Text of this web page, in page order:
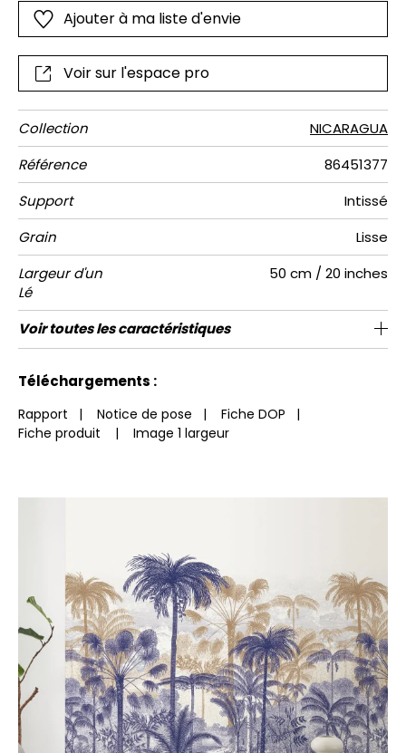
et brun.Ajouter à ma liste d'envie
Voir sur l'espace pro
Collection
NICARAGUA
Référence
86451377
Support
Intissé
Grain
Lisse
Largeur d'un
Lé
50 cm / 20 inches
Hauteur 280 cm / 110 inches
Largeur
Totale
250 cm / 98 inches
Raccord Raccord droit
Nombre de
lés
5
Poids g/m² 150
Entretien Lavable
Pose colle Encollage du mur
Dépose Arrachage à sec
Norme COV A+
ASTME84 Class A
Norme
euroclass
B s1 d0
Voir toutes les caractéristiques
Téléchargements :
Rapport | Notice de pose | Fiche DOP |
Fiche produit
| Image 1 largeur